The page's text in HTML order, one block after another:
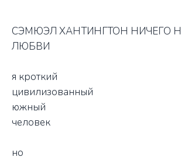
СЭМЮЭЛ ХАНТИНГТОН НИЧЕГО
ЛЮБВИ
я кроткий
цивилизованный
южный
человек
но